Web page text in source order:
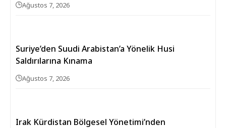
Ağustos 7, 2026
Suriye’den Suudi Arabistan’a Yönelik Husi
Saldırılarına Kınama
Ağustos 7, 2026
Irak Kürdistan Bölgesel Yönetimi’nden